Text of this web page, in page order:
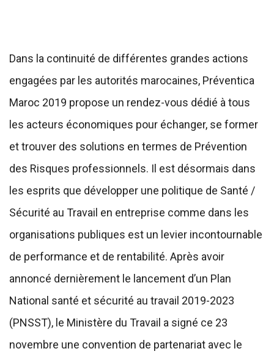
Dans la continuité de différentes grandes actions
engagées par les autorités marocaines, Préventica
Maroc 2019 propose un rendez-vous dédié à tous
les acteurs économiques pour échanger, se former
et trouver des solutions en termes de Prévention
des Risques professionnels. Il est désormais dans
les esprits que développer une politique de Santé /
Sécurité au Travail en entreprise comme dans les
organisations publiques est un levier incontournable
de performance et de rentabilité. Après avoir
annoncé dernièrement le lancement d’un Plan
National santé et sécurité au travail 2019-2023
(PNSST), le Ministère du Travail a signé ce 23
novembre une convention de partenariat avec le